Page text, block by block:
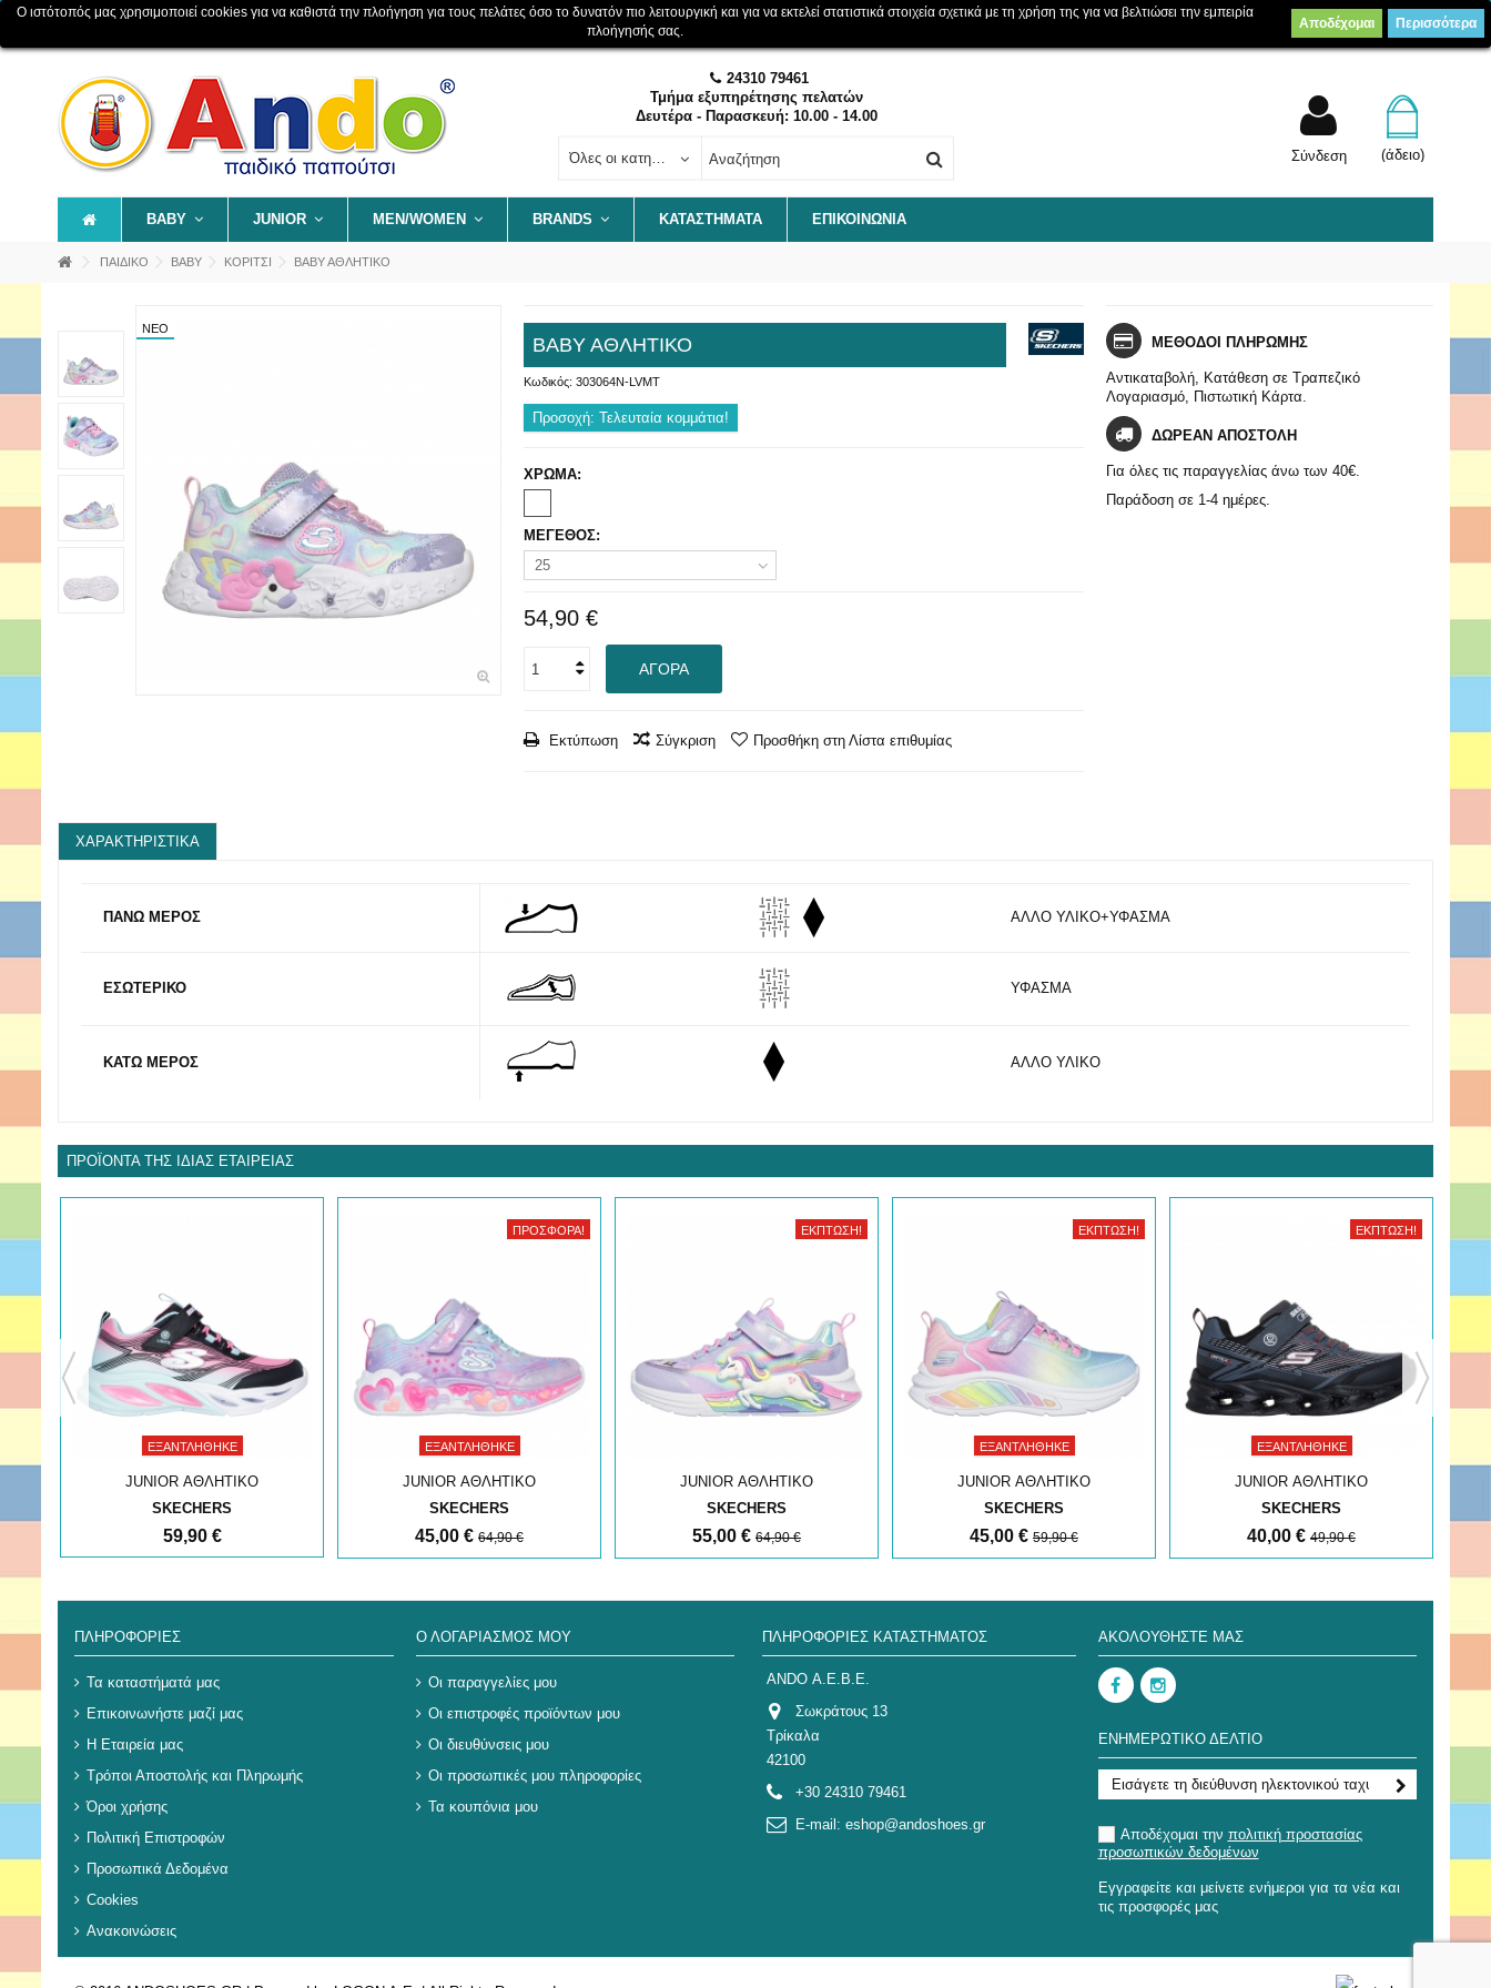
Συγκρίνετε(0)
24310 79461
Τμήμα εξυπηρέτησης πελατών
Δευτέρα - Παρασκευή: 10.00 - 14.00
(άδειο)
Σύνδεση
Ο ιστότοπός μας χρησιμοποιεί cookies για να καθιστά την πλοήγηση για τους πελάτες όσο το δυνατόν πιο λειτουργική και για να εκτελεί στατιστικά στοιχεία σχετικά με τη χρήση της για να βελτιώσει την εμπειρία
πλοήγησής σας.
Αποδέχομαι Περισσότερα
BABY JUNIOR MEN/WOMEN BRANDS ΚΑΤΑΣΤΗΜΑΤΑ ΕΠΙΚΟΙΝΩΝΊΑ
ΠΑΙΔΙΚΟ BABY ΚΟΡΙΤΣΙ ΒΑΒΥ ΑΘΛΗΤΙΚΟ
ΝΈΟ
ΒΑΒΥ ΑΘΛΗΤΙΚΟ
Κωδικός: 303064N-LVMT
Προσοχή: Τελευταία κομμάτια!
ΧΡΩΜΑ:
ΜΕΓΕΘΟΣ:
25
54,90 €
ΑΓΟΡΆ
Εκτύπωση Σύγκριση Προσθήκη στη Λίστα επιθυμίας
ΜΕΘΟΔΟΙ ΠΛΗΡΩΜΗΣ
Αντικαταβολή, Κατάθεση σε Τραπεζικό
Λογαριασμό, Πιστωτική Κάρτα.
ΔΩΡΕΑΝ ΑΠΟΣΤΟΛΗ
Για όλες τις παραγγελίας άνω των 40€.
Παράδοση σε 1-4 ημέρες.
ΧΑΡΑΚΤΗΡΙΣΤΙΚΆ
ΠΑΝΩ ΜΕΡΟΣ ΑΛΛΟ ΥΛΙΚΟ+ΥΦΑΣΜΑ
ΕΣΩΤΕΡΙΚΟ ΥΦΑΣΜΑ
ΚΑΤΩ ΜΕΡΟΣ ΑΛΛΟ ΥΛΙΚΟ
ΠΡΟΪΌΝΤΑ ΤΗΣ ΊΔΙΑΣ ΕΤΑΙΡΕΊΑΣ
ΕΞΑΝΤΛΉΘΗΚΕ
JUNIOR ΑΘΛΗΤΙΚΟ
SKECHERS
59,90 €
ΠΡΟΣΦΟΡΆ!
ΕΞΑΝΤΛΉΘΗΚΕ
JUNIOR ΑΘΛΗΤΙΚΟ
SKECHERS
45,00 € 64,90 €
ΈΚΠΤΩΣΗ!
JUNIOR ΑΘΛΗΤΙΚΟ
SKECHERS
55,00 € 64,90 €
ΈΚΠΤΩΣΗ!
ΕΞΑΝΤΛΉΘΗΚΕ
JUNIOR ΑΘΛΗΤΙΚΟ
SKECHERS
45,00 € 59,90 €
ΈΚΠΤΩΣΗ!
ΕΞΑΝΤΛΉΘΗΚΕ
JUNIOR ΑΘΛΗΤΙΚΟ
SKECHERS
40,00 € 49,90 €
ΠΛΗΡΟΦΟΡΊΕΣ
Τα καταστήματά μας
Επικοινωνήστε μαζί μας
Η Εταιρεία μας
Τρόποι Αποστολής και Πληρωμής
Όροι χρήσης
Πολιτική Επιστροφών
Προσωπικά Δεδομένα
Cookies
Ανακοινώσεις
Ο ΛΟΓΑΡΙΑΣΜΌΣ ΜΟΥ
Οι παραγγελίες μου
Οι επιστροφές προϊόντων μου
Οι διευθύνσεις μου
Οι προσωπικές μου πληροφορίες
Τα κουπόνια μου
ΠΛΗΡΟΦΟΡΊΕΣ ΚΑΤΑΣΤΉΜΑΤΟΣ
ANDO Α.Ε.Β.Ε.
Σωκράτους 13
Τρίκαλα
42100
+30 24310 79461
E-mail: eshop@andoshoes.gr
ΑΚΟΛΟΥΘΉΣΤΕ ΜΑΣ
ΕΝΗΜΕΡΩΤΙΚΌ ΔΕΛΤΊΟ
Αποδέχομαι την πολιτική προστασίας
προσωπικών δεδομένων
Εγγραφείτε και μείνετε ενήμεροι για τα νέα και
τις προσφορές μας